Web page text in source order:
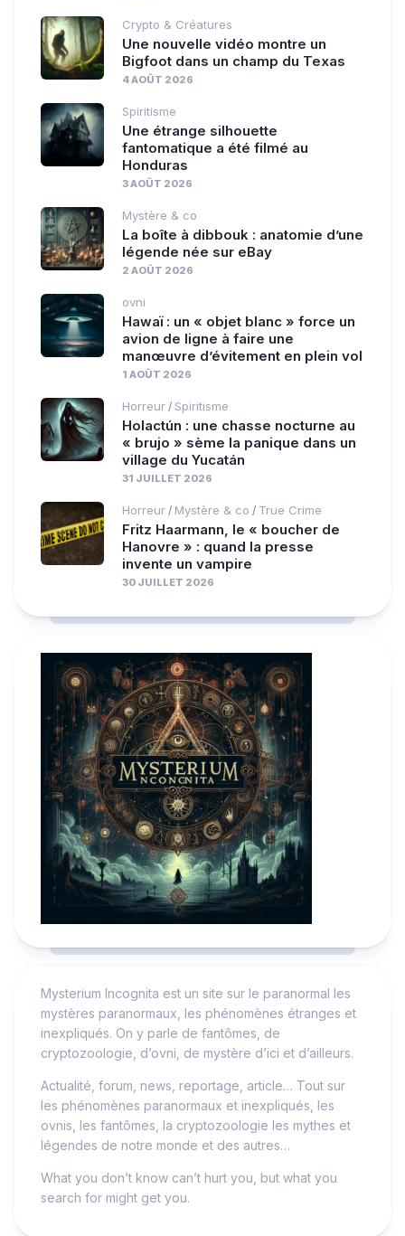
Crypto & Créatures
Une nouvelle vidéo montre un
Bigfoot dans un champ du Texas
4 AOÛT 2026
Spiritisme
Une étrange silhouette
fantomatique a été filmé au
Honduras
3 AOÛT 2026
Mystère & co
La boîte à dibbouk : anatomie d’une
légende née sur eBay
2 AOÛT 2026
ovni
Hawaï : un « objet blanc » force un
avion de ligne à faire une
manœuvre d’évitement en plein vol
1 AOÛT 2026
Horreur / Spiritisme
Holactún : une chasse nocturne au
« brujo » sème la panique dans un
village du Yucatán
31 JUILLET 2026
Horreur / Mystère & co / True Crime
Fritz Haarmann, le « boucher de
Hanovre » : quand la presse
invente un vampire
30 JUILLET 2026
Mysterium Incognita est un site sur le paranormal les
mystères paranormaux, les phénomènes étranges et
inexpliqués. On y parle de fantômes, de
cryptozoologie, d’ovni, de mystère d’ici et d’ailleurs.
Actualité, forum, news, reportage, article… Tout sur
les phénomènes paranormaux et inexpliqués, les
ovnis, les fantômes, la cryptozoologie les mythes et
légendes de notre monde et des autres…
What you don’t know can’t hurt you, but what you
search for might get you.